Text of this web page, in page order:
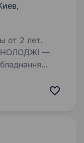
от 2 лет.
нафтогазової,